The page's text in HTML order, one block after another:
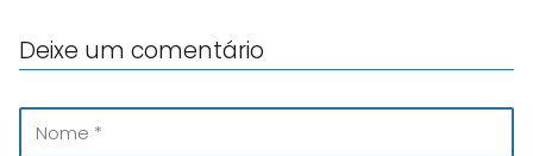
Deixe um comentário